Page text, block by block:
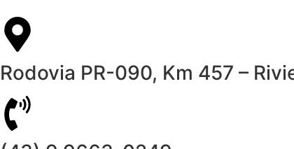
Rodovia PR-090, Km 457 –